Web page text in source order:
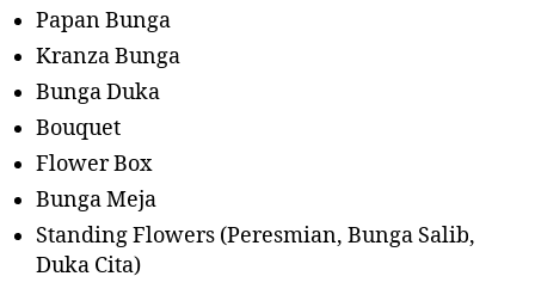
Papan Bunga
Kranza Bunga
Bunga Duka
Bouquet
Flower Box
Bunga Meja
Standing Flowers (Peresmian, Bunga Salib,
Duka Cita)